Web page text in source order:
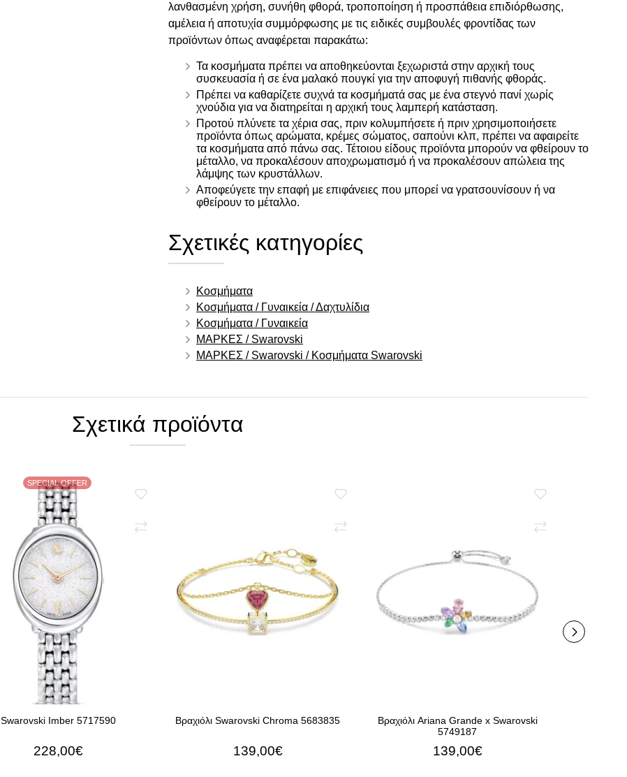
λανθασμένη χρήση, συνήθη φθορά, τροποποίηση ή προσπάθεια επιδιόρθωσης,
αμέλεια ή αποτυχία συμμόρφωσης με τις ειδικές συμβουλές φροντίδας των
προϊόντων όπως αναφέρεται παρακάτω:
Τα κοσμήματα πρέπει να αποθηκεύονται ξεχωριστά στην αρχική τους
συσκευασία ή σε ένα μαλακό πουγκί για την αποφυγή πιθανής φθοράς.
Πρέπει να καθαρίζετε συχνά τα κοσμήματά σας με ένα στεγνό πανί χωρίς
χνούδια για να διατηρείται η αρχική τους λαμπερή κατάσταση.
Προτού πλύνετε τα χέρια σας, πριν κολυμπήσετε ή πριν χρησιμοποιήσετε
προϊόντα όπως αρώματα, κρέμες σώματος, σαπούνι κλπ, πρέπει να αφαιρείτε
τα κοσμήματα από πάνω σας. Τέτοιου είδους προϊόντα μπορούν να φθείρουν το
μέταλλο, να προκαλέσουν αποχρωματισμό ή να προκαλέσουν απώλεια της
λάμψης των κρυστάλλων.
Αποφεύγετε την επαφή με επιφάνειες που μπορεί να γρατσουνίσουν ή να
φθείρουν το μέταλλο.
Σχετικές κατηγορίες
Κοσμήματα
Κοσμήματα / Γυναικεία / Δαχτυλίδια
Κοσμήματα / Γυναικεία
ΜΑΡΚΕΣ / Swarovski
ΜΑΡΚΕΣ / Swarovski / Κοσμήματα Swarovski
Σχετικά προϊόντα
SPECIAL OFFER
Swarovski Imber 5717590
228,00€
Βραχιόλι Swarovski Chroma 5683835
139,00€
Βραχιόλι Ariana Grande x Swarovski
5749187
139,00€